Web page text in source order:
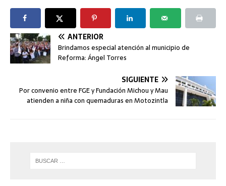
ANTERIOR
Brindamos especial atención al municipio de
Reforma: Ángel Torres
SIGUIENTE
Por convenio entre FGE y Fundación Michou y Mau
atienden a niña con quemaduras en Motozintla